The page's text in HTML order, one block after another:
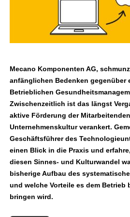
Mecano Komponenten AG,
anfänglichen Bedenken gegenüber
Betrieblichen
Zwischenzeitlich ist das längst
aktive Förderung der
Unternehmenskultur verankert.
Geschäftsführer des
einen Blick in die Praxis und
diesen Sinnes- und Kulturwandel
bisherige Aufbau des
und welche Vorteile es dem Betrieb
bringen wird.